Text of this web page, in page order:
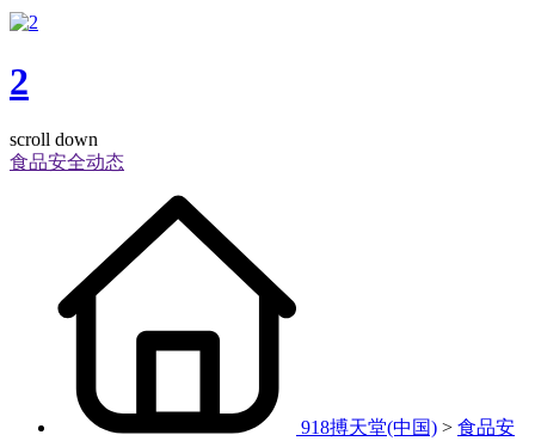
2
scroll down
食品安全动态
918搏天堂(中国) > 食品安